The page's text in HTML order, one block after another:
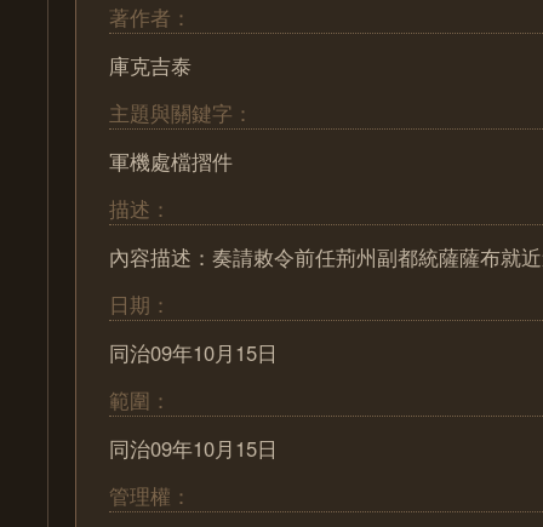
著作者：
庫克吉泰
主題與關鍵字：
軍機處檔摺件
描述：
內容描述：奏請敕令前任荊州副都統薩薩布就
日期：
同治09年10月15日
範圍：
同治09年10月15日
管理權：